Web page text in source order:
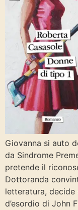
Giovanna si auto
da Sindrome
pretende il
Dottoranda
letteratura,
d’esordio di John